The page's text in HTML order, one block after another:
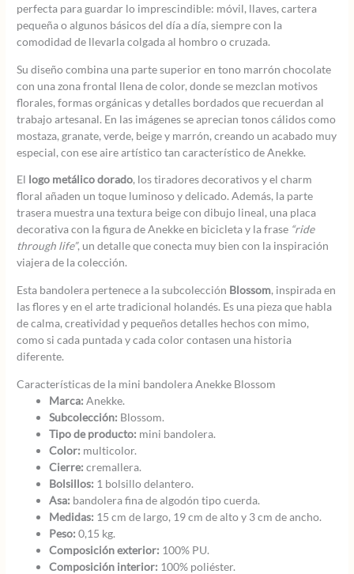
perfecta para guardar lo imprescindible: móvil, llaves, cartera
pequeña o algunos básicos del día a día, siempre con la
comodidad de llevarla colgada al hombro o cruzada.
Su diseño combina una parte superior en tono marrón chocolate
con una zona frontal llena de color, donde se mezclan motivos
florales, formas orgánicas y detalles bordados que recuerdan al
trabajo artesanal. En las imágenes se aprecian tonos cálidos como
mostaza, granate, verde, beige y marrón, creando un acabado muy
especial, con ese aire artístico tan característico de Anekke.
El logo metálico dorado, los tiradores decorativos y el charm
floral añaden un toque luminoso y delicado. Además, la parte
trasera muestra una textura beige con dibujo lineal, una placa
decorativa con la figura de Anekke en bicicleta y la frase “ride
through life”, un detalle que conecta muy bien con la inspiración
viajera de la colección.
Esta bandolera pertenece a la subcolección Blossom, inspirada en
las flores y en el arte tradicional holandés. Es una pieza que habla
de calma, creatividad y pequeños detalles hechos con mimo,
como si cada puntada y cada color contasen una historia
diferente.
Características de la mini bandolera Anekke Blossom
Marca: Anekke.
Subcolección: Blossom.
Tipo de producto: mini bandolera.
Color: multicolor.
Cierre: cremallera.
Bolsillos: 1 bolsillo delantero.
Asa: bandolera fina de algodón tipo cuerda.
Medidas: 15 cm de largo, 19 cm de alto y 3 cm de ancho.
Peso: 0,15 kg.
Composición exterior: 100% PU.
Composición interior: 100% poliéster.